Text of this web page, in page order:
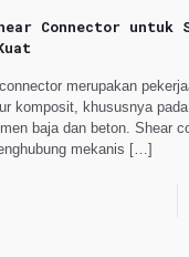
Connector untuk
merupakan
komposit, khususnya
baja dan beton. Shear
mekanis […]